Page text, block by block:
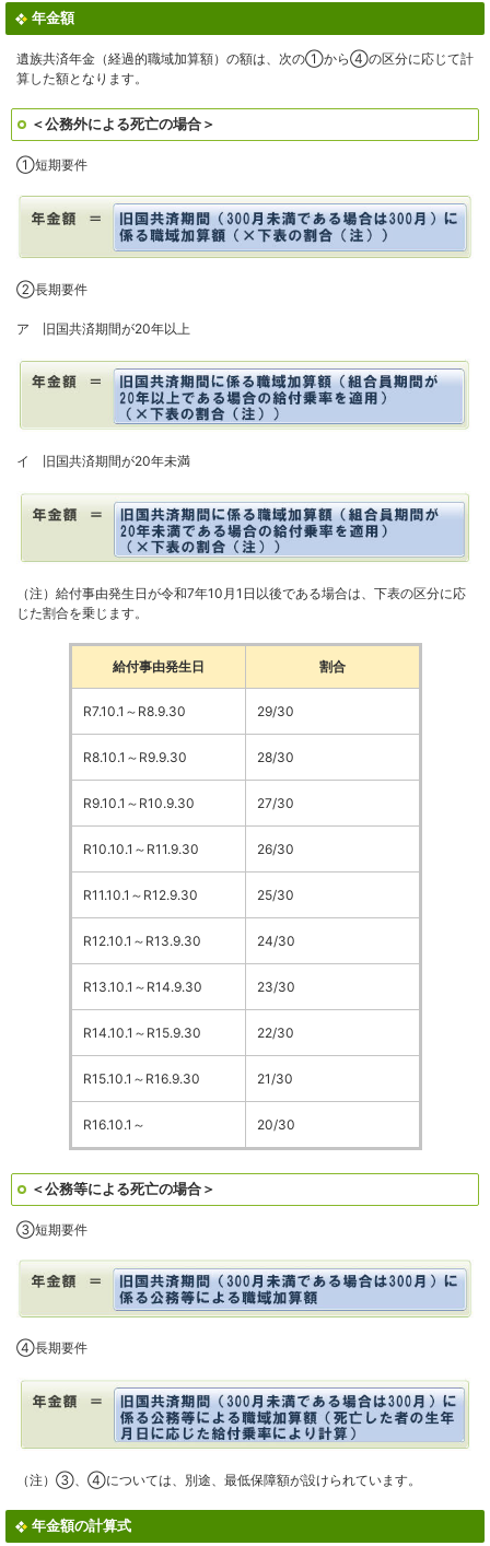
年金額
遺族共済年金（経過的職域加算額）の額は、次の①から④の区分に応じて計
算した額となります。
＜公務外による死亡の場合＞
①短期要件
②長期要件
ア 旧国共済期間が20年以上
イ 旧国共済期間が20年未満
（注）給付事由発生日が令和7年10月1日以後である場合は、下表の区分に応
じた割合を乗じます。
給付事由発生日 割合
R7.10.1～R8.9.30 29/30
R8.10.1～R9.9.30 28/30
R9.10.1～R10.9.30 27/30
R10.10.1～R11.9.30 26/30
R11.10.1～R12.9.30 25/30
R12.10.1～R13.9.30 24/30
R13.10.1～R14.9.30 23/30
R14.10.1～R15.9.30 22/30
R15.10.1～R16.9.30 21/30
R16.10.1～ 20/30
＜公務等による死亡の場合＞
③短期要件
④長期要件
（注）③、④については、別途、最低保障額が設けられています。
年金額の計算式